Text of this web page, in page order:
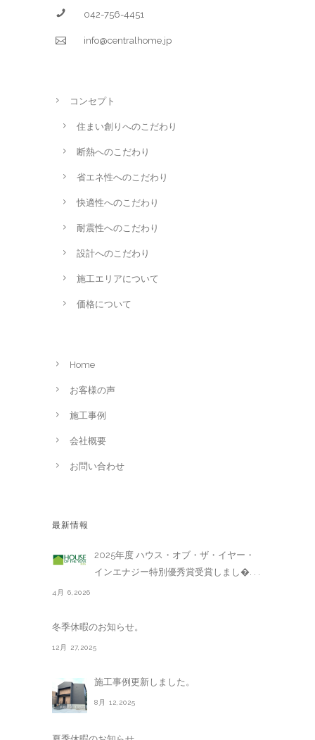
042-756-4451
info@centralhome.jp
コンセプト
住まい創りへのこだわり
断熱へのこだわり
省エネ性へのこだわり
快適性へのこだわり
耐震性へのこだわり
設計へのこだわり
施工エリアについて
価格について
Home
お客様の声
施工事例
会社概要
お問い合わせ
最新情報
2025年度 ハウス・オブ・ザ・イヤー・
インエナジー特別優秀賞受賞しまし�. . .
4月 6,2026
冬季休暇のお知らせ。
12月 27,2025
施工事例更新しました。
8月 12,2025